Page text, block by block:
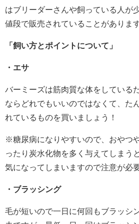
はブリーダーさんや飼っている人が
値段で販売されていることがあります
「飼い方とポイントについて」
・エサ
バーミーズは筋肉質な体をしている
ならどれでもいいのではなくて、た
れているものを買いましょう！
※糖尿病になりやすいので、おやつ
ったり炭水化物を多く与えてしまう
気になってしまいますので注意が必
・ブラッシング
毛が短いので一日に何回もブラッシ